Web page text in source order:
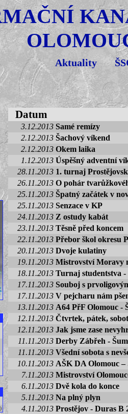
Aktuality
Datum
3.12.2013 Samé remízy
2.12.2013 Šachový víkend
2.12.2013 Okem laika
1.12.2013 Úspěšný adventní
28.11.2013 1. turnaj
26.11.2013 O pohár
25.11.2013 Špatný začátek v
25.11.2013 Senzace v KP
24.11.2013 Z ostudy kabát
23.11.2013 Těsně před koncem
22.11.2013 Přebor škol okresu
20.11.2013 Dvoje kulatiny
19.11.2013 Mistrovství Moravy
18.11.2013 Turnaj studentstva
17.11.2013 Souboj s
17.11.2013 V pejcharu nám
13.11.2013 A64 PřF Olomouc -
12.11.2013 Čtvrtek, pátek,
12.11.2013 Jak jsme zase
11.11.2013 Derby Zábřeh -
11.11.2013 Všední sobota s
10.11.2013 AŠK DA Olomouc –
7.11.2013 Mistrovství
6.11.2013 Dvě kola do konce
5.11.2013 Na plný plyn
4.11.2013 Prostějov - Duras B